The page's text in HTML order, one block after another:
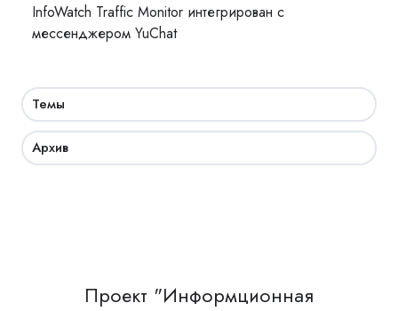
InfoWatch Traffic Monitor интегрирован с
мессенджером YuChat
Темы
Архив
Проект "Информционная